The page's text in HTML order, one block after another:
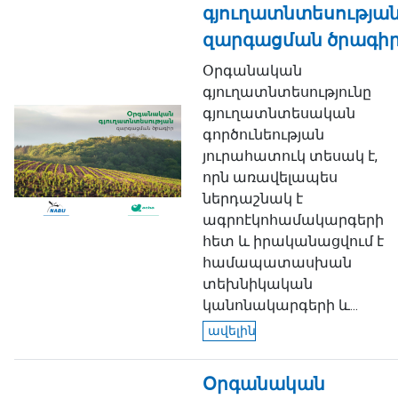
զարգացման
Օրգանական
գյուղատնտեսությունը
գյուղատնտեսական
գործունեության
յուրահատուկ տեսակ է,
որն առավելապես
ներդաշնակ է
ագրոէկոհամակարգերի
հետ և իրականացվում է
համապատասխան
տեխնիկական
կանոնակարգերի և...
ավելին
Օրգանական